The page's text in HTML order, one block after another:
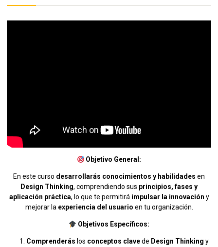
Objetivo General:
En este curso desarrollarás conocimientos y habilidades en
Design Thinking, comprendiendo sus principios, fases y
aplicación práctica, lo que te permitirá impulsar la innovación y
mejorar la experiencia del usuario en tu organización.
Objetivos Específicos:
Comprenderás los conceptos clavede Design Thinking y